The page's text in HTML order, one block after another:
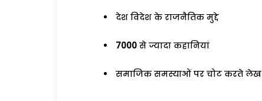
देश विदेश के राजनैतिक मुद्दे
7000 से ज्यादा कहानियां
समाजिक समस्याओं पर चोट करते लेख